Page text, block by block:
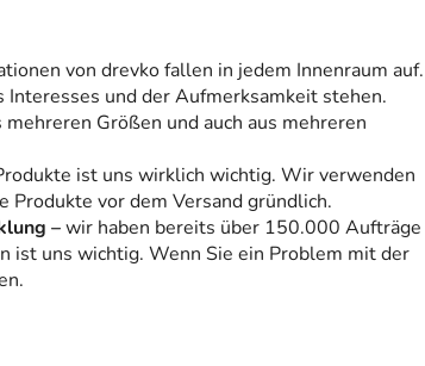
von drevko fallen in jedem Innenraum auf.
und der Aufmerksamkeit stehen.
mehreren Größen und auch aus mehreren
ist uns wirklich wichtig. Wir verwenden
Produkte vor dem Versand gründlich.
–wir haben bereits über 150.000 Aufträge
ist uns wichtig. Wenn Sie ein Problem mit der